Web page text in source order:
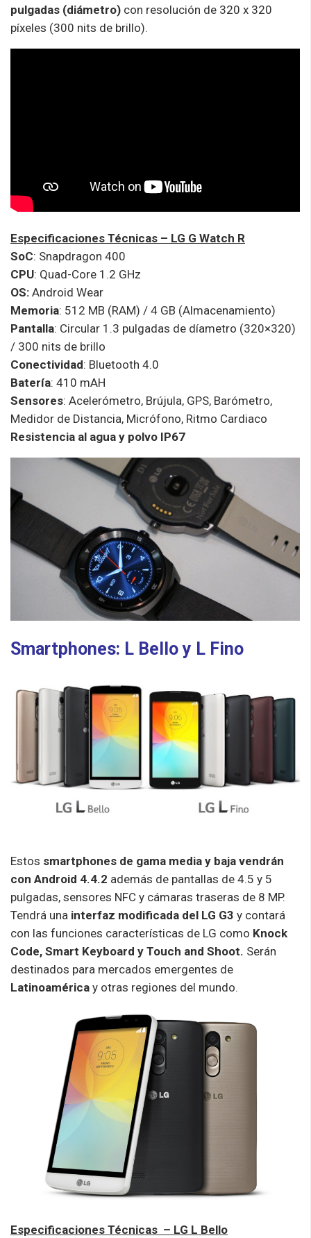
pulgadas (diámetro) con resolución de 320 x 320
píxeles (300 nits de brillo).
Especificaciones Técnicas – LG G Watch R
SoC: Snapdragon 400
CPU: Quad-Core 1.2 GHz
OS: Android Wear
Memoria: 512 MB (RAM) / 4 GB (Almacenamiento)
Pantalla: Circular 1.3 pulgadas de díametro (320×320)
/ 300 nits de brillo
Conectividad: Bluetooth 4.0
Batería: 410 mAH
Sensores: Acelerómetro, Brújula, GPS, Barómetro,
Medidor de Distancia, Micrófono, Ritmo Cardiaco
Resistencia al agua y polvo IP67
Smartphones: L Bello y L Fino
Estos smartphones de gama media y baja vendrán
con Android 4.4.2 además de pantallas de 4.5 y 5
pulgadas, sensores NFC y cámaras traseras de 8 MP.
Tendrá una interfaz modificada del LG G3 y contará
con las funciones características de LG como Knock
Code, Smart Keyboard y Touch and Shoot. Serán
destinados para mercados emergentes de
Latinoamérica y otras regiones del mundo.
Especificaciones Técnicas – LG L Bello